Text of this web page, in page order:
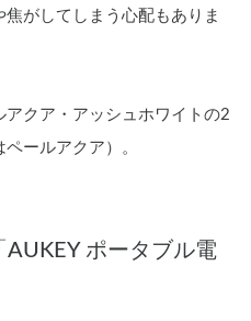
がしてしまう心配もありま
クア・アッシュホワイトの2
ールアクア）。
ポータブル電